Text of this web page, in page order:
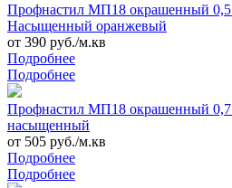
Профнастил МП18 окрашенный
Насыщенный оранжевый
от 390 руб./м.кв
Подробнее
Подробнее
Профнастил МП18 окрашенный
насыщенный
от 505 руб./м.кв
Подробнее
Подробнее